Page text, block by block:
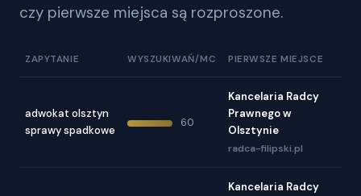
czy pierwsze miejsca są rozproszone.
ZAPYTANIE WYSZUKIWAŃ/MC PIERWSZE MIEJSCE
adwokat olsztyn
sprawy spadkowe
60
Kancelaria Radcy
Prawnego w
Olsztynie
radca-filipski.pl
Kancelaria Radcy